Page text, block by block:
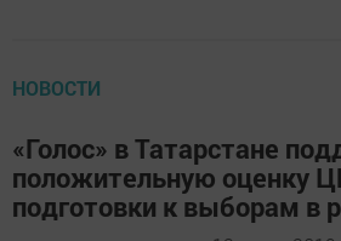
НОВОСТИ
«Голос» в Татарстане
положительную оценку
подготовки к выборам в